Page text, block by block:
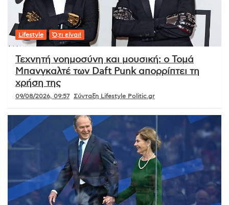
Lifestyle Ό,τι είναι!
Τεχνητή νοημοσύνη και μουσική: ο Τομά
Μπανγκαλτέ των Daft Punk απορρίπτει τη
χρήση της
09/08/2026, 09:57 Σύνταξη Lifestyle Politic.gr